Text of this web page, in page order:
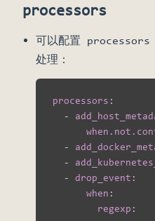
processors
可以配置 processors
处理：
processors :
-
-
-
-
drop_event :
when :
regexp :